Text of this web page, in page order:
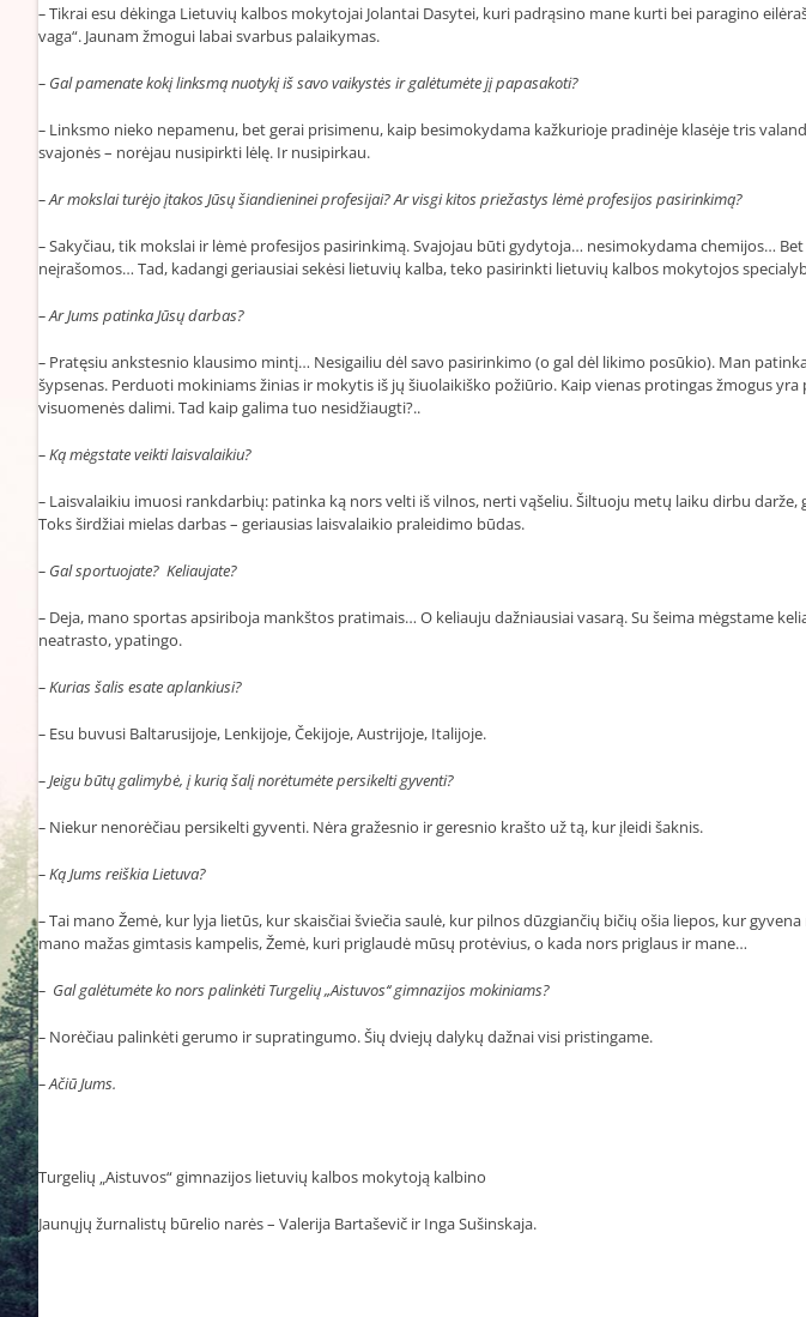
–Tikrai esu dėkinga Lietuvių kalbos mokytojai Jolantai Dasytei, kuri padrąsino mane kurti bei paragino
vaga“. Jaunam žmogui labai svarbus palaikymas.
– Gal pamenate kokį linksmą nuotykį iš savo vaikystės ir galėtumėte jį papasakoti?
– Linksmo nieko nepamenu, bet gerai prisimenu, kaip besimokydama kažkurioje pradinėje klasėje tris
svajonės – norėjau nusipirkti lėlę. Ir nusipirkau.
–Ar mokslai turėjo įtakos Jūsų šiandieninei profesijai? Ar visgi kitos priežastys lėmė profesijos pasirinkimą?
–Sakyčiau, tik mokslai ir lėmė profesijos pasirinkimą. Svajojau būti gydytoja… nesimokydama chemijos…
neįrašomos… Tad, kadangi geriausiai sekėsi lietuvių kalba, teko pasirinkti lietuvių kalbos mokytojos
–Ar Jums patinka Jūsų darbas?
– Pratęsiu ankstesnio klausimo mintį… Nesigailiu dėl savo pasirinkimo (o gal dėl likimo posūkio). Man
šypsenas. Perduoti mokiniams žinias ir mokytis iš jų šiuolaikiško požiūrio. Kaip vienas protingas žmogus
visuomenės dalimi. Tad kaip galima tuo nesidžiaugti?..
–Ką mėgstate veikti laisvalaikiu?
– Laisvalaikiu imuosi rankdarbių: patinka ką nors velti iš vilnos, nerti vąšeliu. Šiltuoju metų laiku dirbu
Toks širdžiai mielas darbas – geriausias laisvalaikio praleidimo būdas.
– Gal sportuojate? Keliaujate?
– Deja, mano sportas apsiriboja mankštos pratimais… O keliauju dažniausiai vasarą. Su šeima mėgstame
neatrasto, ypatingo.
–Kurias šalis esate aplankiusi?
– Esu buvusi Baltarusijoje, Lenkijoje, Čekijoje, Austrijoje, Italijoje.
–Jeigu būtų galimybė, į kurią šalį norėtumėte persikelti gyventi?
– Niekur nenorėčiau persikelti gyventi. Nėra gražesnio ir geresnio krašto už tą, kur įleidi šaknis.
–Ką Jums reiškia Lietuva?
–Tai mano Žemė, kur lyja lietūs, kur skaisčiai šviečia saulė, kur pilnos dūzgiančių bičių ošia liepos, kur
mano mažas gimtasis kampelis, Žemė, kuri priglaudė mūsų protėvius, o kada nors priglaus ir mane…
– Gal galėtumėte ko nors palinkėti Turgelių „Aistuvos‘‘ gimnazijos mokiniams?
– Norėčiau palinkėti gerumo ir supratingumo. Šių dviejų dalykų dažnai visi pristingame.
–Ačiū Jums.
Turgelių „Aistuvos“ gimnazijos lietuvių kalbos mokytoją kalbino
Jaunųjų žurnalistų būrelio narės – Valerija Bartaševič ir Inga Sušinskaja.